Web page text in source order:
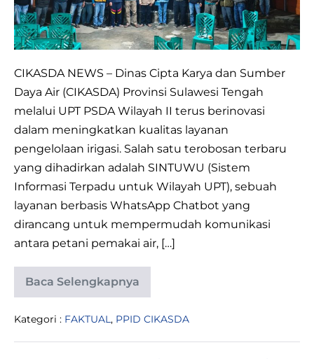
Wujudkan
Layanan
Irigasi
yang
Cepat
dan
Transparan.
CIKASDA NEWS – Dinas Cipta Karya dan Sumber
Daya Air (CIKASDA) Provinsi Sulawesi Tengah
melalui UPT PSDA Wilayah II terus berinovasi
dalam meningkatkan kualitas layanan
pengelolaan irigasi. Salah satu terobosan terbaru
yang dihadirkan adalah SINTUWU (Sistem
Informasi Terpadu untuk Wilayah UPT), sebuah
layanan berbasis WhatsApp Chatbot yang
dirancang untuk mempermudah komunikasi
antara petani pemakai air, […]
Baca Selengkapnya
SINTUWU,
Inovasi
CIKASDA
untuk
Kategori : FAKTUAL, PPID CIKASDA